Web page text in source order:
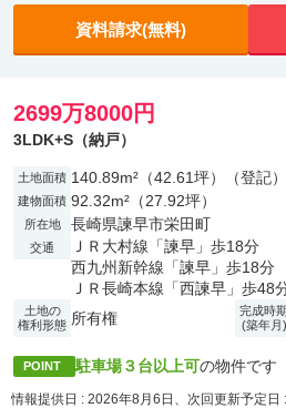
資料請求(無料)
2699万8000円
3LDK+S（納戸）
土地面積 140.89m²（42.61坪）（登記）
建物面積 92.32m²（27.92坪）
所在地 長崎県諫早市栄田町
交通
ＪＲ大村線「諫早」歩18分
西九州新幹線「諫早」歩18分
ＪＲ長崎本線「西諫早」歩48
土地の
権利形態 所有権
完成時期
(築年月)
POINT 駐車場３台以上可の物件です
情報提供日 : 2026年8月6日、次回更新予定日